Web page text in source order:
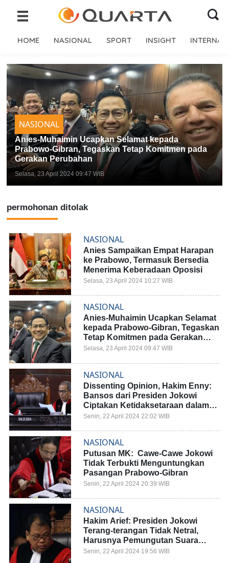
HOME NASIONAL SPORT INSIGHT
NASIONAL
Anies-Muhaimin Ucapkan Selamat kepada
Prabowo-Gibran, Tegaskan Tetap Komitmen pada
Gerakan Perubahan
Selasa, 23 April 2024 09:47 WIB
permohonan ditolak
NASIONAL
Anies Sampaikan Empat Harapan
ke Prabowo, Termasuk Bersedia
Menerima Keberadaan Oposisi
Selasa, 23 April 2024 10:27 WIB
NASIONAL
Anies-Muhaimin Ucapkan Selamat
kepada Prabowo-Gibran, Tegaskan
Tetap Komitmen pada Gerakan
Perubahan
Selasa, 23 April 2024 09:47 WIB
NASIONAL
Dissenting Opinion, Hakim Enny:
Bansos dari Presiden Jokowi
Ciptakan Ketidaksetaraan dalam
Pemilu
Senin, 22 April 2024 22:02 WIB
NASIONAL
Putusan MK: Cawe-Cawe Jokowi
Tidak Terbukti Menguntungkan
Pasangan Prabowo-Gibran
Senin, 22 April 2024 20:39 WIB
NASIONAL
Hakim Arief: Presiden Jokowi
Terang-terangan Tidak Netral,
Harusnya Pemungutan Suara
Ulang
Senin, 22 April 2024 19:56 WIB